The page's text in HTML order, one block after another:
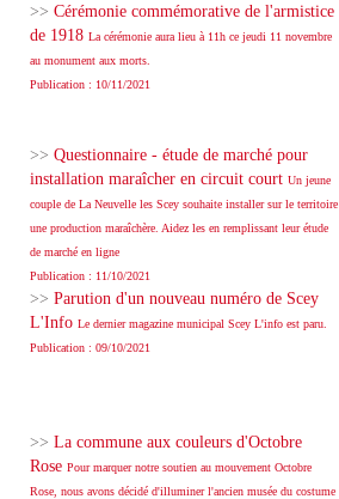
>> Cérémonie commémorative de l'armistice
de 1918 La cérémonie aura lieu à 11h ce jeudi 11 novembre
au monument aux morts.
Publication : 10/11/2021
>> Questionnaire - étude de marché pour
installation maraîcher en circuit court Un jeune
couple de La Neuvelle les Scey souhaite installer sur le territoire
une production maraîchère. Aidez les en remplissant leur étude
de marché en ligne
Publication : 11/10/2021
>> Parution d'un nouveau numéro de Scey
L'Info Le dernier magazine municipal Scey L'info est paru.
Publication : 09/10/2021
>> La commune aux couleurs d'Octobre
Rose Pour marquer notre soutien au mouvement Octobre
Rose, nous avons décidé d'illuminer l'ancien musée du costume